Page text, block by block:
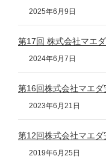
2025年6月9日
第17回 株式会社マエ
2024年6月7日
第16回株式会社マエダ
2023年6月21日
第12回株式会社マエダ
2019年6月25日